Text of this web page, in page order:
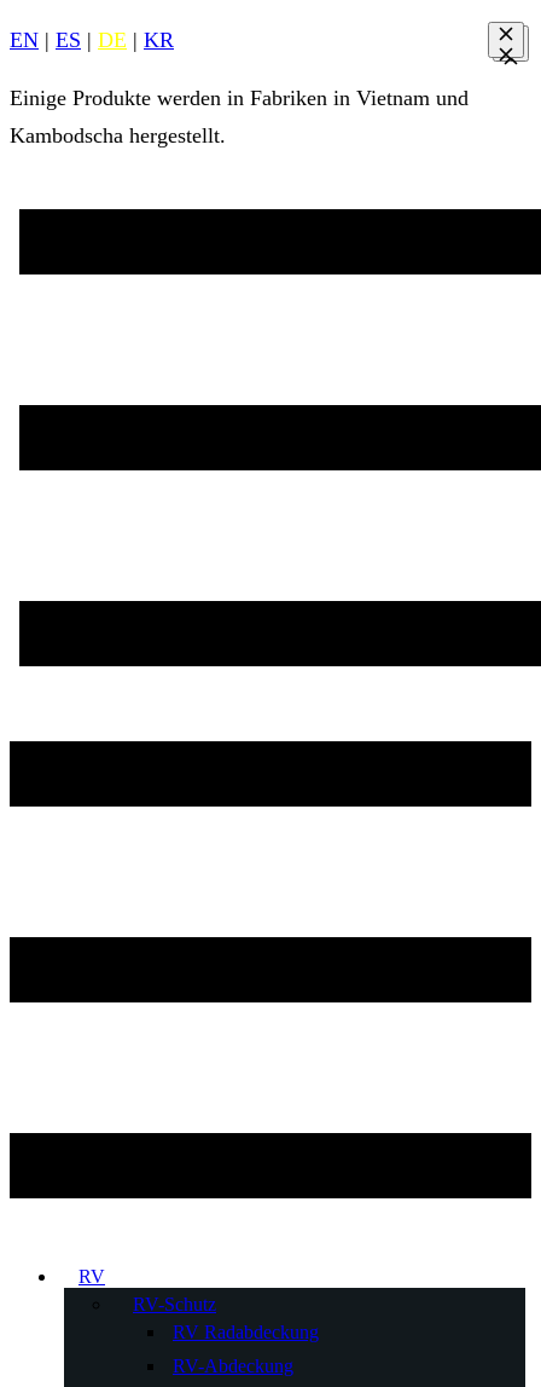
EN | ES | DE | KR
Einige Produkte werden in Fabriken in Vietnam und
Kambodscha hergestellt.
RV
RV-Schutz
RV Radabdeckung
RV-Abdeckung